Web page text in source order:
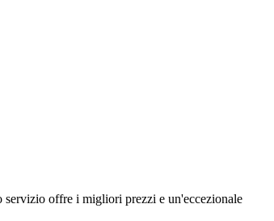
servizio offre i migliori prezzi e un'eccezionale